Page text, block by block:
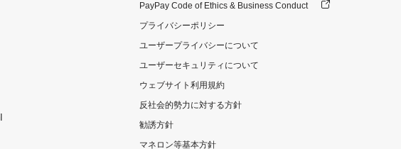
PayPay Code of Ethics & Business Conduct
プライバシーポリシー
ユーザープライバシーについて
ユーザーセキュリティについて
ウェブサイト利用規約
反社会的勢力に対する方針
勧誘方針
マネロン等基本方針